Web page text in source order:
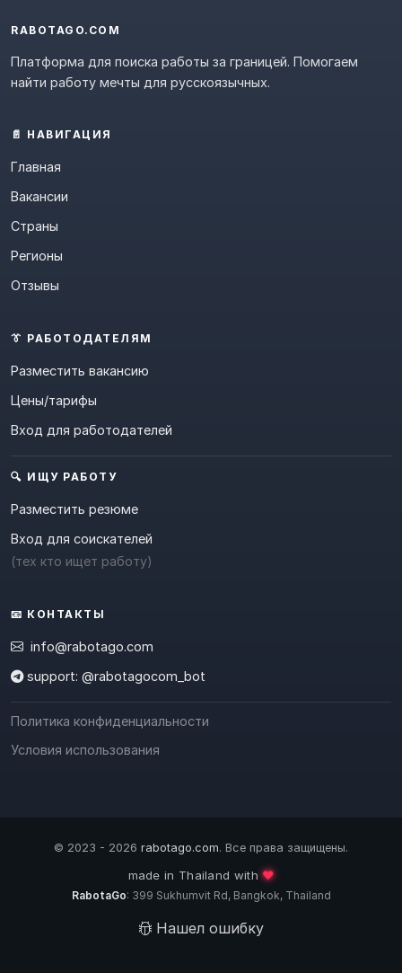
RABOTAGO.COM
Платформа для поиска работы за границей. Помогаем
найти работу мечты для русскоязычных.
📄 НАВИГАЦИЯ
Главная
Вакансии
Страны
Регионы
Отзывы
👔 РАБОТОДАТЕЛЯМ
Разместить вакансию
Цены/тарифы
Вход для работодателей
🔍 ИЩУ РАБОТУ
Разместить резюме
Вход для соискателей
(тех кто ищет работу)
📧 КОНТАКТЫ
info@rabotago.com
support: @rabotagocom_bot
Политика конфиденциальности
Условия использования
© 2023 - 2026 rabotago.com. Все права защищены.
made in Thailand with❤️
RabotaGo: 399 Sukhumvit Rd, Bangkok, Thailand
Нашел ошибку